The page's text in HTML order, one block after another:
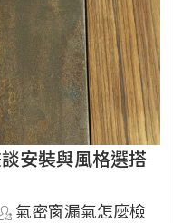
安裝與風格選搭
氣密窗漏氣怎麼檢